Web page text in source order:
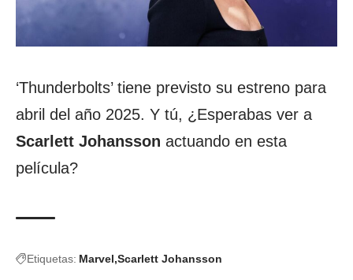
‘Thunderbolts’ tiene previsto su estreno para
abril del año 2025. Y tú, ¿Esperabas ver a
Scarlett Johansson actuando en esta
película?
Etiquetas: Marvel Scarlett Johansson